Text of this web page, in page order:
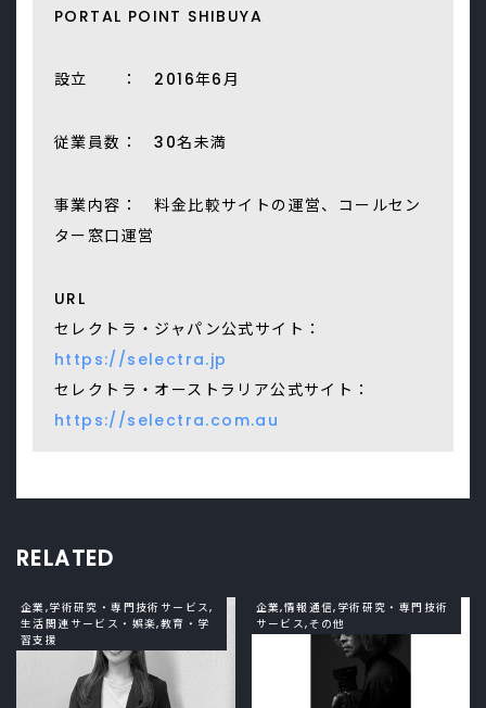
PORTAL POINT SHIBUYA
設立 ： 2016年6月
従業員数： 30名未満
事業内容： 料金比較サイトの運営、コールセン
ター窓口運営
URL
セレクトラ・ジャパン公式サイト：
https://selectra.jp
セレクトラ・オーストラリア公式サイト：
https://selectra.com.au
RELATED
企業,学術研究・専門技術サービス,
生活関連サービス・娯楽,教育・学
習支援
企業,情報通信,学術研究・専門技術
サービス,その他